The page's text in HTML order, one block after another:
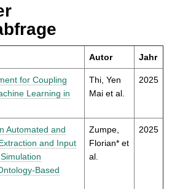
Autor Jahr
for Coupling
Learning in
Thi, Yen
Mai et al.
2025
Automated and
and Input
Based
Zumpe,
Florian* et
al.
2025